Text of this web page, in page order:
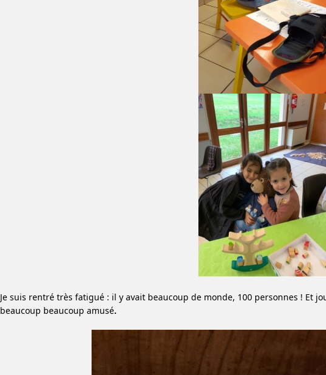
Je suis rentré très fatigué : il y avait beaucoup de monde, 100 personnes ! Et
beaucoup beaucoup amusé.